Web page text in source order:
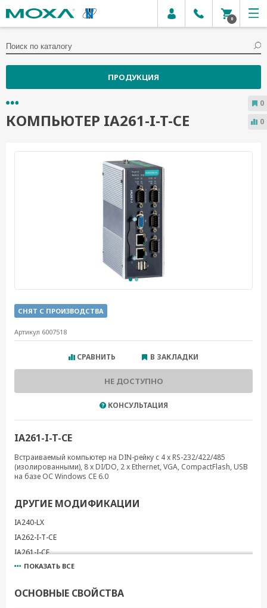
0
ПРОДУКЦИЯ
КОМПЬЮТЕР IA261-I-T-CE
СНЯТ С ПРОИЗВОДСТВА
Артикул 6007518
СРАВНИТЬ В ЗАКЛАДКИ
НЕ ДОСТУПНО
КОНСУЛЬТАЦИЯ
IA261-I-T-CE
Встраиваемый компьютер на DIN-рейку с 4 x RS-232/422/485
(изолированными), 8 x DI/DO, 2 x Ethernet, VGA, CompactFlash, USB
на базе ОС Windows CE 6.0
ДРУГИЕ МОДИФИКАЦИИ
IA240-LX
IA262-I-T-CE
IA261-I-CE
IA262-I-CE
IA260-T-LX
ПОКАЗАТЬ ВСЕ
ОСНОВНЫЕ СВОЙСТВА
0
0